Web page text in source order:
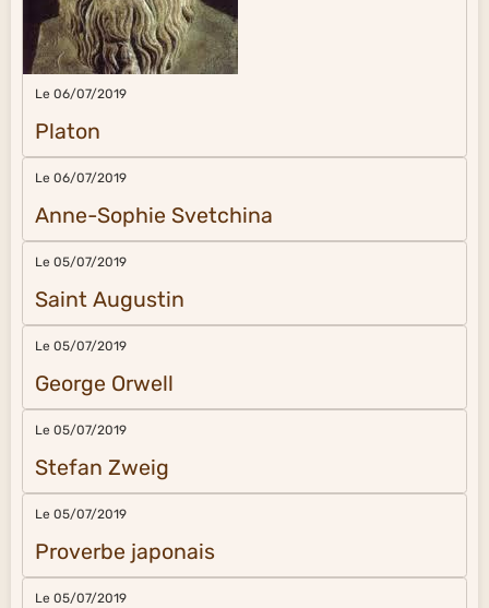
Le 06/07/2019
Platon
Le 06/07/2019
Anne-Sophie Svetchina
Le 05/07/2019
Saint Augustin
Le 05/07/2019
George Orwell
Le 05/07/2019
Stefan Zweig
Le 05/07/2019
Proverbe japonais
Le 05/07/2019